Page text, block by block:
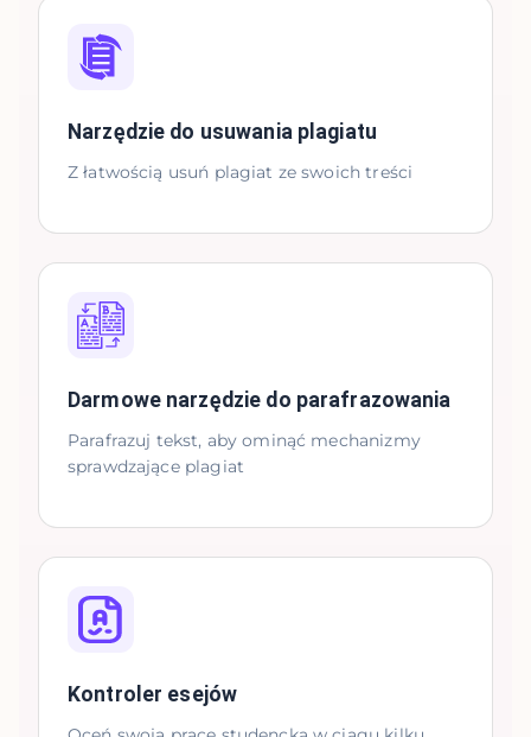
Narzędzie do usuwania plagiatu
Z łatwością usuń plagiat ze swoich treści
Darmowe narzędzie do parafrazowania
Parafrazuj tekst, aby ominąć mechanizmy
sprawdzające plagiat
Kontroler esejów